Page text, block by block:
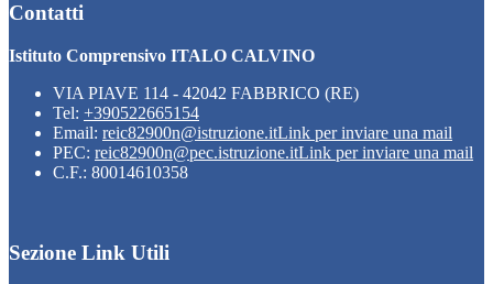
Contatti
Istituto Comprensivo ITALO CALVINO
VIA PIAVE 114 - 42042 FABBRICO (RE)
Tel: +390522665154
Email: reic82900n@istruzione.itLink per inviare una mail
PEC: reic82900n@pec.istruzione.itLink per inviare una mail
C.F.: 80014610358
Sezione Link Utili